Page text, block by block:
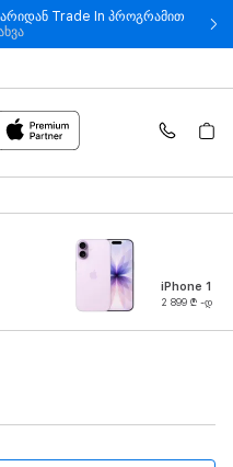
Trade In პროგრამით
- iPhone 17 Pro მხოლოდ 2 649
iPhone 17
2 899 ₾ -დან